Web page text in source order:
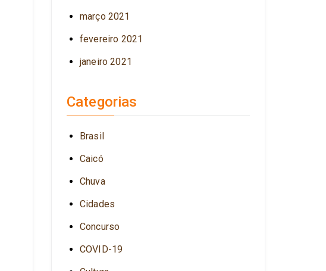
março 2021
fevereiro 2021
janeiro 2021
Categorias
Brasil
Caicó
Chuva
Cidades
Concurso
COVID-19